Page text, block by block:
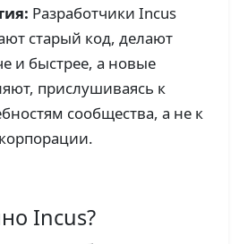
Разработчики Incus
старый код, делают
и быстрее, а новые
прислушиваясь к
сообщества, а не к
Incus?